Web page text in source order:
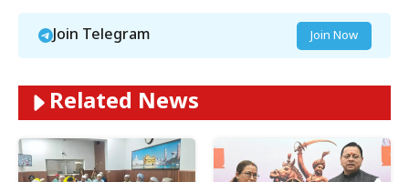
Join Telegram Join Now
Related News